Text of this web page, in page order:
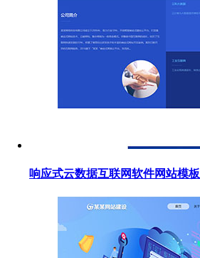
响应式云数据互联网软件网站模板